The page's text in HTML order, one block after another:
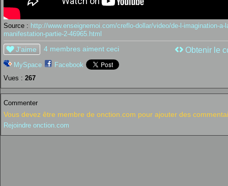
Source : http://www.enseignemoi.com/creflo-dollar/video/de-l-imagination-a-
manifestation-partie-2-46965.html
J'aime 4 membres aiment ceci
MySpace
Facebook
Vues : 267
Obtenir le
Commenter
Vous devez être membre de onction.com pour ajouter des
Rejoindre onction.com